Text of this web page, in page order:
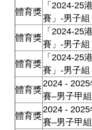
體育獎
「2024-25
賽」-男子組
體育獎
「2024-25
賽」-男子組
體育獎
「2024-25
賽」-男子組
體育獎
2024 -
賽–男子甲
體育獎
2024 -
賽–男子甲